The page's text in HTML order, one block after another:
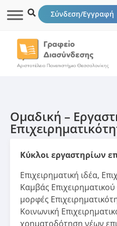
Σύνδεση/Εγγραφή
Ομαδική –
Κύκλοι εργαστηρίων
Επιχειρηματική ιδέα,
Καμβάς
μορφές
Κοινωνική
χρηματοδότηση νέων